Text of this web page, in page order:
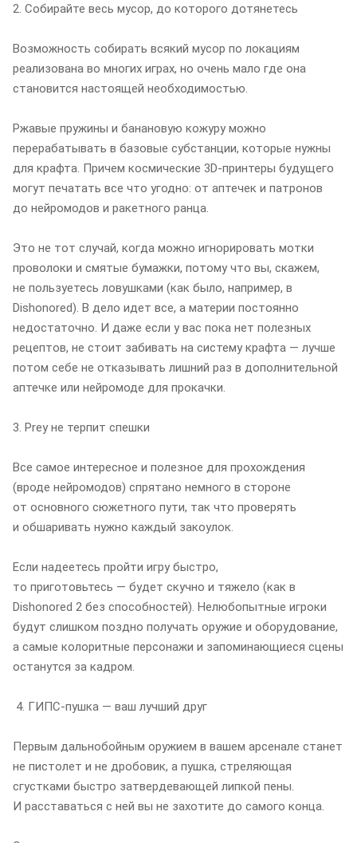
2. Собирайте весь мусор, до которого дотянетесь
Возможность собирать всякий мусор по локациям
реализована во многих играх, но очень мало где она
становится настоящей необходимостью.
Ржавые пружины и банановую кожуру можно
перерабатывать в базовые субстанции, которые нужны
для крафта. Причем космические 3D-принтеры будущего
могут печатать все что угодно: от аптечек и патронов
до нейромодов и ракетного ранца.
Это не тот случай, когда можно игнорировать мотки
проволоки и смятые бумажки, потому что вы, скажем,
не пользуетесь ловушками (как было, например, в
Dishonored). В дело идет все, а материи постоянно
недостаточно. И даже если у вас пока нет полезных
рецептов, не стоит забивать на систему крафта — лучше
потом себе не отказывать лишний раз в дополнительной
аптечке или нейромоде для прокачки.
3. Prey не терпит спешки
Все самое интересное и полезное для прохождения
(вроде нейромодов) спрятано немного в стороне
от основного сюжетного пути, так что проверять
и обшаривать нужно каждый закоулок.
Если надеетесь пройти игру быстро,
то приготовьтесь — будет скучно и тяжело (как в
Dishonored 2 без способностей). Нелюбопытные игроки
будут слишком поздно получать оружие и оборудование,
а самые колоритные персонажи и запоминающиеся сцены
останутся за кадром.
4. ГИПС-пушка — ваш лучший друг
Первым дальнобойным оружием в вашем арсенале станет
не пистолет и не дробовик, а пушка, стреляющая
сгустками быстро затвердевающей липкой пены.
И расставаться с ней вы не захотите до самого конца.